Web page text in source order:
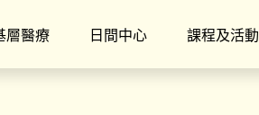
層醫療 日間中心 課程及活動